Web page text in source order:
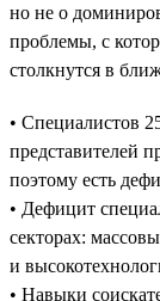
но не о
проблемы, с
столкнутся в
• Специалистов
представителей
поэтому есть
• Дефицит
секторах:
и
• Навыки